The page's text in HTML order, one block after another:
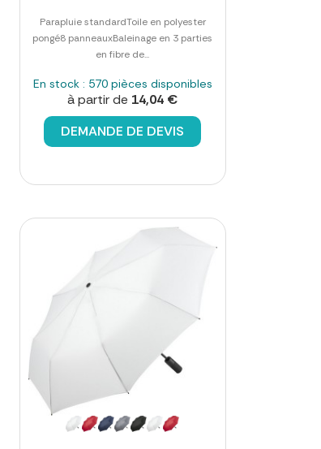
Parapluie standardToile en polyester
pongé8 panneauxBaleinage en 3 parties
en fibre de...
En stock : 570 pièces disponibles
à partir de 14,04 €
DEMANDE DE DEVIS